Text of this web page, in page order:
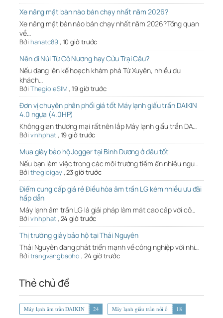
Xe nâng mặt bàn nào bán chạy nhất năm 2026?
Xe nâng mặt bàn nào bán chạy nhất năm 2026?Tổng quan
về…
Bởi hanatc89, 10 giờ trước
Nên đi Núi Tứ Cô Nương hay Cửu Trại Câu?
Nếu đang lên kế hoạch khám phá Tứ Xuyên, nhiều du
khách…
Bởi ThegioieSIM,19 giờ trước
Đơn vị chuyên phân phối giá tốt Máy lạnh giấu trần DAIKIN
4.0 ngựa (4.0HP)
Không gian thương mại rất nên lắp Máy lạnh giấu trần DA…
Bởi vinhphat, 19 giờ trước
Mua giày bảo hộ Jogger tại Bình Dương ở đâu tốt
Nếu bạn làm việc trong các môi trường tiềm ẩn nhiều ngu…
Bởi thegioigay,23 giờ trước
Điểm cung cấp giá rẻ Điều hòa âm trần LG kèm nhiều ưu đãi
hấp dẫn
Máy lạnh âm trần LG là giải pháp làm mát cao cấp với cô…
Bởi vinhphat, 24 giờ trước
Thị trường giày bảo hộ tại Thái Nguyên
Thái Nguyên đang phát triển mạnh về công nghiệp với nhi…
Bởi trangvangbaoho , 24 giờ trước
Thẻ chủ đề
Máy lạnh âm trần DAIKIN 24 Máy lạnh giấu trần nối ố
18